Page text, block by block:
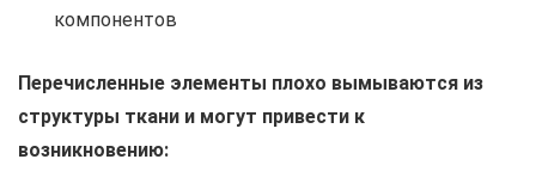
компонентов
Перечисленные элементы плохо вымываются из
структуры ткани и могут привести к
возникновению: